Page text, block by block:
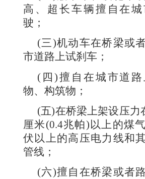
高、超长车辆擅自在
驶；
(三)机动车在桥梁或
市道路上试刹车；
( 四 )擅自在城市道
物、构筑物；
(五)在桥梁上架设压力
厘米(0.4兆帕) 以上的煤
伏以上的高压电力线和
管线；
(六)擅自在桥梁或者